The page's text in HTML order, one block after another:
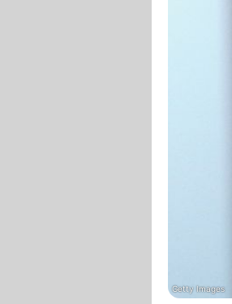
Getty Images